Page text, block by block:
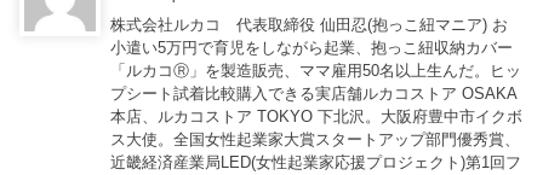
株式会社ルカコ 代表取締役 仙田忍(抱っこ紐マニア) お
小遣い5万円で育児をしながら起業、抱っこ紐収納カバー
「ルカコⓇ」を製造販売、ママ雇用50名以上生んだ。ヒッ
プシート試着比較購入できる実店舗ルカコストア OSAKA
本店、ルカコストア TOKYO 下北沢。大阪府豊中市イクボ
ス大使。全国女性起業家大賞スタートアップ部門優秀賞、
近畿経済産業局LED(女性起業家応援プロジェクト)第1回フ